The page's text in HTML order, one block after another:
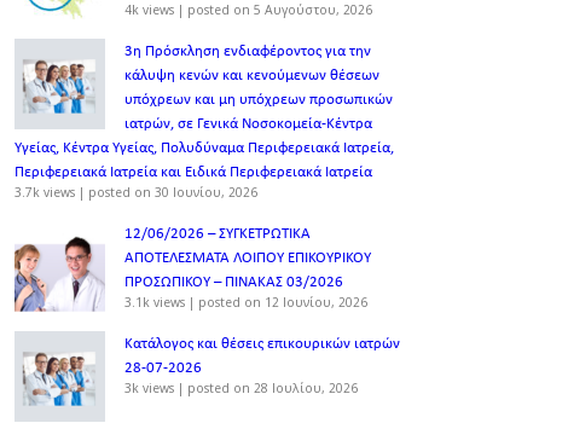
4k views | posted on 5 Αυγούστου, 2026
3η Πρόσκληση ενδιαφέροντος για την
κάλυψη κενών και κενούμενων θέσεων
υπόχρεων και μη υπόχρεων προσωπικών
ιατρών, σε Γενικά Νοσοκομεία-Κέντρα
Υγείας, Κέντρα Υγείας, Πολυδύναμα Περιφερειακά Ιατρεία,
Περιφερειακά Ιατρεία και Ειδικά Περιφερειακά Ιατρεία
3.7k views | posted on 30 Ιουνίου, 2026
12/06/2026 – ΣΥΓΚΕΤΡΩΤΙΚΑ
ΑΠΟΤΕΛΕΣΜΑΤΑ ΛΟΙΠΟΥ ΕΠΙΚΟΥΡΙΚΟΥ
ΠΡΟΣΩΠΙΚΟΥ – ΠΙΝΑΚΑΣ 03/2026
3.1k views | posted on 12 Ιουνίου, 2026
Κατάλογος και θέσεις επικουρικών ιατρών
28-07-2026
3k views | posted on 28 Ιουλίου, 2026